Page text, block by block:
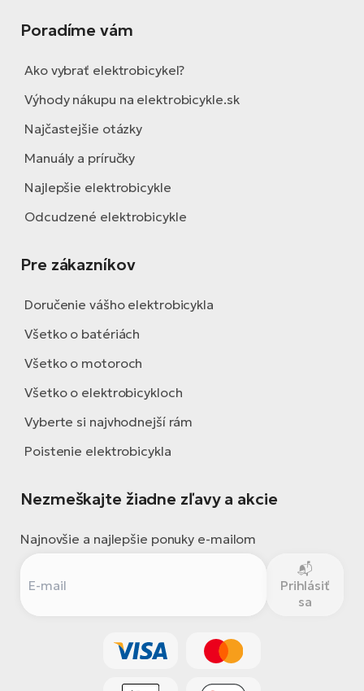
Poradíme vám
Ako vybrať elektrobicykel?
Výhody nákupu na elektrobicykle.sk
Najčastejšie otázky
Manuály a príručky
Najlepšie elektrobicykle
Odcudzené elektrobicykle
Pre zákazníkov
Doručenie vášho elektrobicykla
Všetko o batériách
Všetko o motoroch
Všetko o elektrobicykloch
Vyberte si najvhodnejší rám
Poistenie elektrobicykla
Nezmeškajte žiadne zľavy a akcie
Najnovšie a najlepšie ponuky e-mailom
Prihlásiť
sa